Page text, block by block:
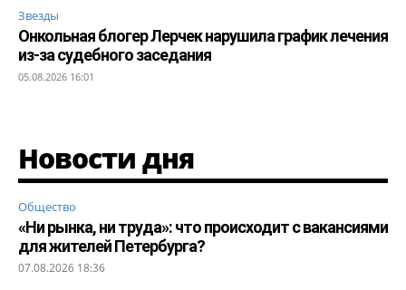
Звезды
Онкольная блогер Лерчек нарушила график лечения
из-за судебного заседания
05.08.2026 16:01
Новости дня
Общество
«Ни рынка, ни труда»: что происходит с вакансиями
для жителей Петербурга?
07.08.2026 18:36